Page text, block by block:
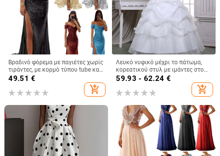
Βραδινό φόρεμα με παγιέτες χωρίς
τιράντες, με κορμό τύπου tube και
φούστα μέχρι το πάτωμα, βαθύ
49.51 €
add_shopping_cart
Λευκό νυφικό μέχρι το πάτωμα,
κορεατικού στυλ με ιμάντες στο
πάνω μέρος, μινιμαλιστικός
59.93 - 62.24 €
add_shopping_cart